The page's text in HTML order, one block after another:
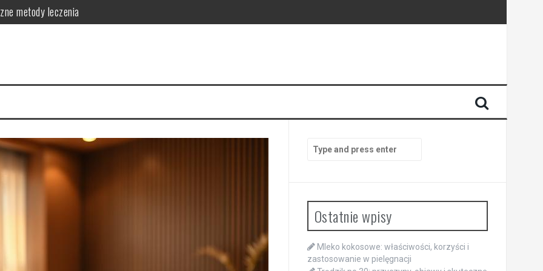
metody leczenia
skórę
skuteczna pielęgnacja
działanie i zastosowanie
for:
Ostatnie wpisy
Mleko kokosowe: właściwości, korzyści i
zastosowanie w pielęgnacji